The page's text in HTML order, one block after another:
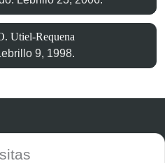
Utiel-Requena
9, 1998.